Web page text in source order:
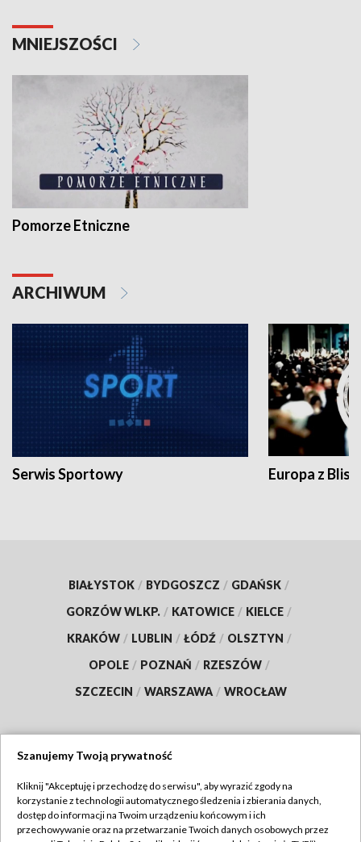
MNIEJSZOŚCI
Pomorze Etniczne
ARCHIWUM
Serwis Sportowy Europa z
BIAŁYSTOK / BYDGOSZCZ / GDAŃSK /
GORZÓW WLKP. / KATOWICE / KIELCE /
KRAKÓW / LUBLIN / ŁÓDŹ / OLSZTYN /
OPOLE / POZNAŃ / RZESZÓW /
SZCZECIN / WARSZAWA / WROCŁAW
TVP
Abonament TVP
Regulamin TVP
Szanujemy Twoją prywatność
Kliknij "Akceptuję i przechodzę do serwisu", aby wyrazić zgody na
korzystanie z technologii automatycznego śledzenia i zbierania danych,
dostęp do informacji na Twoim urządzeniu końcowym i ich
przechowywanie oraz na przetwarzanie Twoich danych osobowych przez